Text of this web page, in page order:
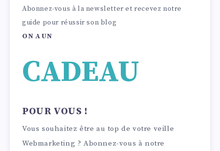
Abonnez-vous à la newsletter et recevez notre
guide pour réussir son blog
ON A UN
CADEAU
POUR VOUS !
Vous souhaitez être au top de votre veille
Webmarketing ? Abonnez-vous à notre